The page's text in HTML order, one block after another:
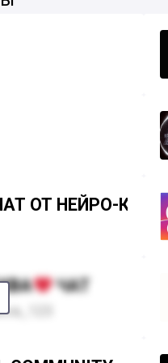
ОТ НЕЙРО-КОТА!
ЧАТ